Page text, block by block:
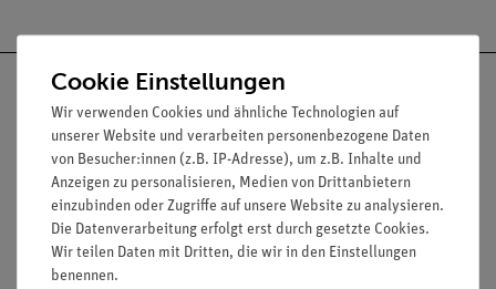
Nach oben
Informationen Service
Cookie Einstellungen
Wir verwenden Cookies und ähnliche Technologien auf
unserer Website und verarbeiten personenbezogene Daten
von Besucher:innen (z.B. IP-Adresse), um z.B. Inhalte und
Anzeigen zu personalisieren, Medien von Drittanbietern
einzubinden oder Zugriffe auf unsere Website zu analysieren.
Die Datenverarbeitung erfolgt erst durch gesetzte Cookies.
Wir teilen Daten mit Dritten, die wir in den Einstellungen
benennen.